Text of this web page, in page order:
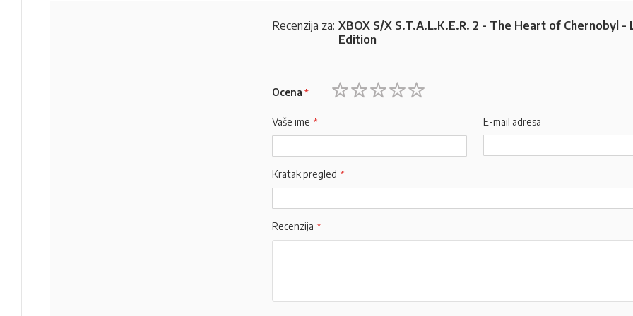
Recenzija za: XBOX S/X S.T.A.L.K.E.R. 2 - The Heart of Chernobyl -
Edition
Ocena
Vaše ime E-mail adresa
Kratak pregled
Recenzija